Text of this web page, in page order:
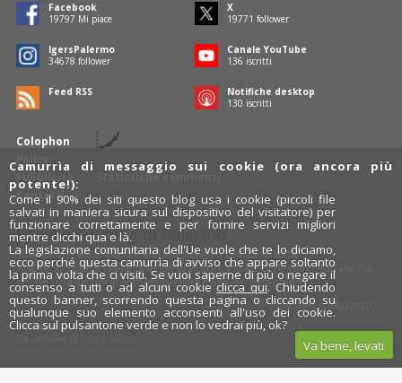
Colophon
Policy
Pubblicità
Contatti
Statistiche commenti
Facebook
19797 Mi piace
X
19771 follower
IgersPalermo
34678 follower
Canale YouTube
136 iscritti
Feed RSS
Notifiche desktop
130 iscritti
Rosalio è il blog di Palermo
754 autoriraccontano Palermo dal loro punto di vista.
Anche tu puoi essere uno degli autori: inviaci un' e-mail. Rosalio ha
anche una sezionefotobloge una sezionevideoblog.
Designcut&paste
Rosalio.it
x
Instagram
Camurrìa di messaggio sui cookie (ora ancora più
potente!):
Come il 90% dei siti questo blog usa i cookie (piccoli file
salvati in maniera sicura sul dispositivo del visitatore) per
funzionare correttamente e per fornire servizi migliori
mentre clicchi qua e là.
La legislazione comunitaria dell'Ue vuole che te lo diciamo,
ecco perché questa camurrìa di avviso che appare soltanto
la prima volta che ci visiti. Se vuoi saperne di più o negare il
consenso a tutti o ad alcuni cookie clicca qui. Chiudendo
questo banner, scorrendo questa pagina o cliccando su
qualunque suo elemento acconsenti all'uso dei cookie.
Clicca sul pulsantone verde e non lo vedrai più, ok?
Va bene, levati